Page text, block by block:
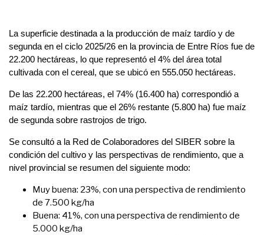
La superficie destinada a la producción de maíz tardío y de
segunda en el ciclo 2025/26 en la provincia de Entre Ríos fue de
22.200 hectáreas, lo que representó el 4% del área total
cultivada con el cereal, que se ubicó en 555.050 hectáreas.
De las 22.200 hectáreas, el 74% (16.400 ha) correspondió a
maíz tardío, mientras que el 26% restante (5.800 ha) fue maíz
de segunda sobre rastrojos de trigo.
Se consultó a la Red de Colaboradores del SIBER sobre la
condición del cultivo y las perspectivas de rendimiento, que a
nivel provincial se resumen del siguiente modo:
Muy buena: 23%, con una perspectiva de rendimiento
de 7.500 kg/ha
Buena: 41%, con una perspectiva de rendimiento de
5.000 kg/ha